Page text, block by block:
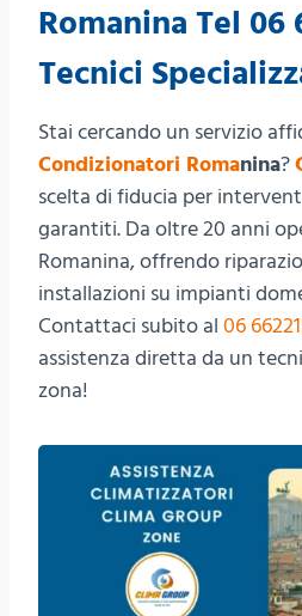
Romanina Tel 06
Tecnici
Stai cercando un servizio
Condizionatori Romanina?
scelta di fiducia per
garantiti. Da oltre 20 anni
Romanina, offrendo
installazioni su impianti
Contattaci subito al 06
assistenza diretta da un
zona!